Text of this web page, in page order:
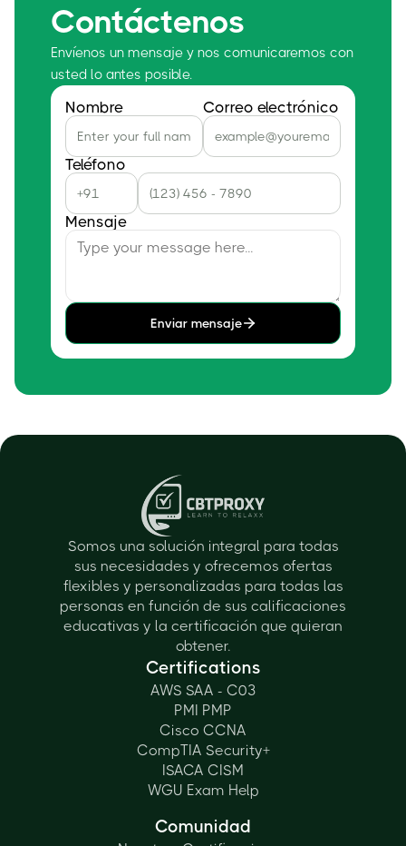
Contáctenos
Envíenos un mensaje y nos comunicaremos con
usted lo antes posible.
Nombre Correo electrónico
Teléfono
Mensaje
Enviar mensaje
Somos una solución integral para todas
sus necesidades y ofrecemos ofertas
flexibles y personalizadas para todas las
personas en función de sus calificaciones
educativas y la certificación que quieran
obtener.
Certifications
AWS SAA - C03
PMI PMP
Cisco CCNA
CompTIA Security+
ISACA CISM
WGU Exam Help
Comunidad